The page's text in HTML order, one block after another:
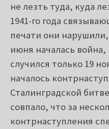
не лезть туда, куда
1941-го года
печати они
июня началась
случился только 19
началось
Сталинградской
совпало, что за
контрнаступления